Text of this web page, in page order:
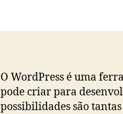
O WordPress é uma
pode criar para
possibilidades são